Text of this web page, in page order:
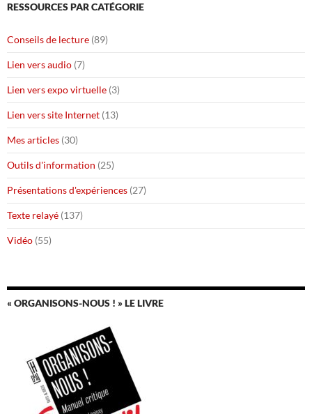
RESSOURCES PAR CATÉGORIE
Conseils de lecture (89)
Lien vers audio (7)
Lien vers expo virtuelle (3)
Lien vers site Internet (13)
Mes articles (30)
Outils d'information (25)
Présentations d'expériences (27)
Texte relayé (137)
Vidéo (55)
« ORGANISONS-NOUS ! » LE LIVRE